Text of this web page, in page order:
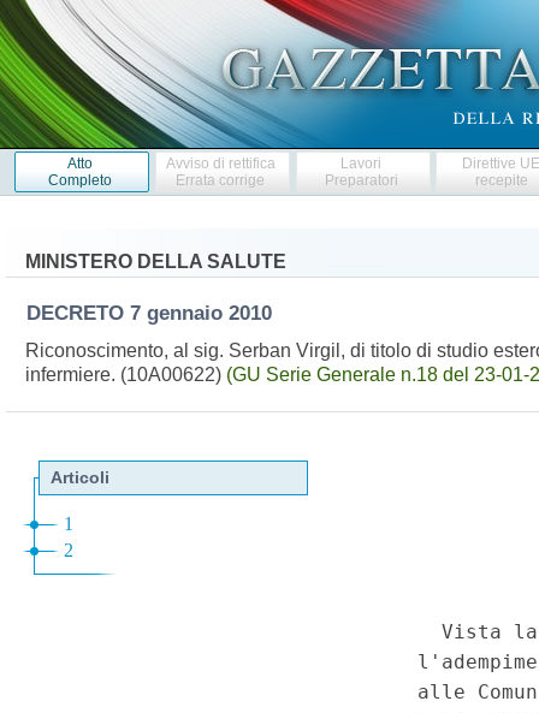
Atto
Completo
Avviso di rettifica
Errata corrige
Lavori
Preparatori
Direttive
recepite
MINISTERO DELLA SALUTE
DECRETO 7 gennaio 2010
Riconoscimento, al sig. Serban Virgil, di titolo di studio
infermiere. (10A00622) (GU Serie Generale n.18 del 23-01-